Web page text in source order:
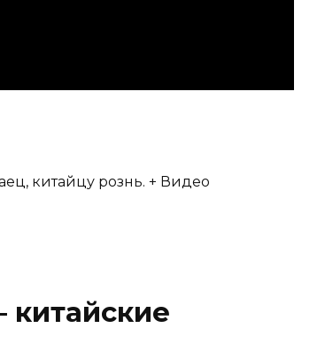
китайские